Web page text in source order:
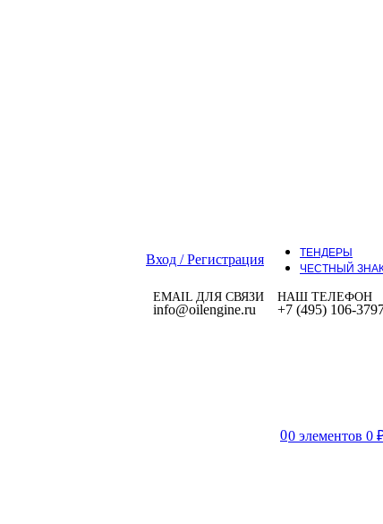
Вход / Регистрация
ТЕНДЕРЫ
ЧЕСТНЫЙ
EMAIL ДЛЯ СВЯЗИ
info@oilengine.ru
НАШ ТЕЛЕФОН
+7 (495) 106-
00 элементов 0